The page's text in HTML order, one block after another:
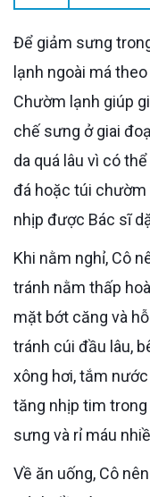
Để giảm sưng trong giai đoạn đầu, Cô nên chườm
lạnh ngoài má
Chườm lạnh giúp
chế sưng ở giai
da quá lâu vì có
đá hoặc túi
nhịp được Bác sĩ
Khi nằm nghỉ, Cô nên kê cao đầu trong vài ngày đầu,
tránh nằm thấp
mặt bớt căng và
tránh cúi đầu lâu,
xông hơi, tắm
tăng nhịp tim
sưng và rỉ máu
Về ăn uống, Cô nên ăn mềm, nguội hoặc ấm nhẹ,